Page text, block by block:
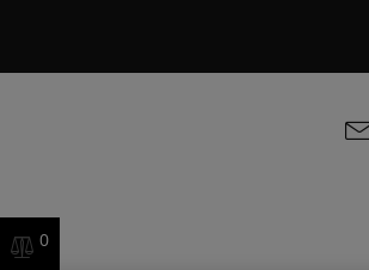
0